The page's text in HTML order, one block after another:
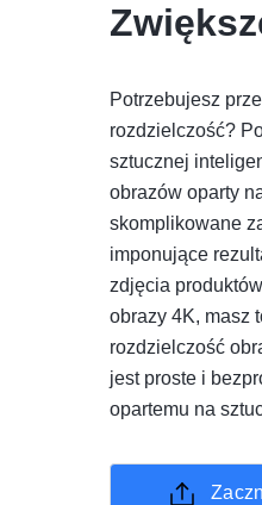
Potrzebujesz
rozdzielczość?
sztucznej
obrazów oparty
skomplikowane
imponujące
zdjęcia
obrazy 4K, masz
rozdzielczość
jest proste i
opartemu na